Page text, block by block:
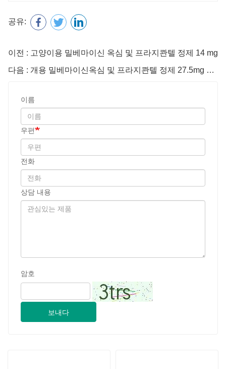
공유:
이전 : 고양이용 밀베마이신 옥심 및 프라지콴텔 정제 14 mg
다음 : 개용 밀베마이신옥심 및 프라지콴텔 정제 27.5mg 27.5mg
이름
우편
전화
상담 내용
암호
보내다